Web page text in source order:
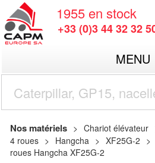
1955 en stock
+33 (0)3 44 32 32
MENU
Nos matériels Chariot élévateur
4 roues
Hangcha XF25G-2
roues Hangcha XF25G-2